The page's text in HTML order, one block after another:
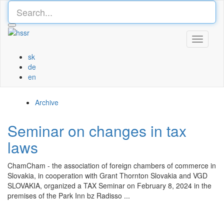
Toggle
sk
de
en
Archive
Seminar on changes in tax
laws
ChamCham - the association of foreign chambers of commerce in
Slovakia, in cooperation with Grant Thornton Slovakia and VGD
SLOVAKIA, organized a TAX Seminar on February 8, 2024 in the
premises of the Park Inn bz Radisso ...